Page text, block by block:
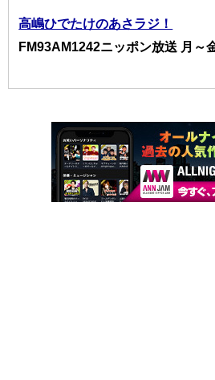
高嶋ひでたけのあさラジ！
FM93AM1242ニッポン放送 月～